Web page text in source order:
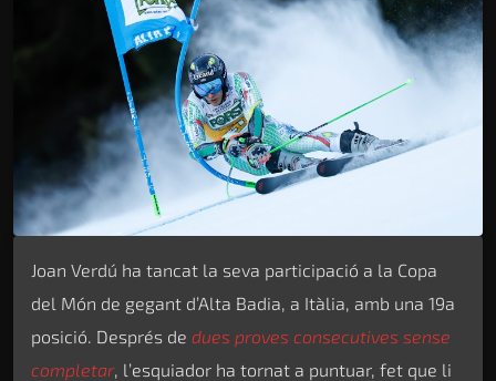
Joan Verdú ha tancat la seva participació a la Copa
del Món de gegant d’Alta Badia, a Itàlia, amb una 19a
posició. Després de dues proves consecutives sense
completar, l’esquiador ha tornat a puntuar, fet que li